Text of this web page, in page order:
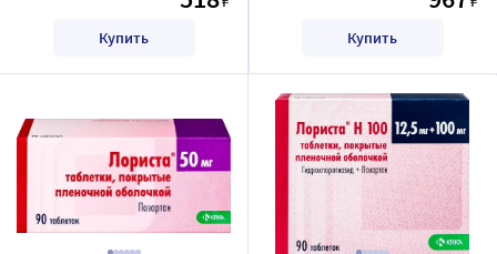
Купить Купить